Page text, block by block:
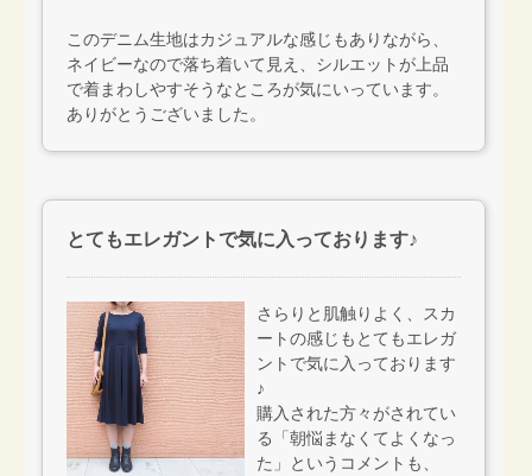
このデニム生地はカジュアルな感じもありながら、
ネイビーなので落ち着いて見え、シルエットが上品
で着まわしやすそうなところが気にいっています。
ありがとうございました。
とてもエレガントで気に入っております♪
さらりと肌触りよく、スカ
ートの感じもとてもエレガ
ントで気に入っております
♪
購入された方々がされてい
る「朝悩まなくてよくなっ
た」というコメントも、